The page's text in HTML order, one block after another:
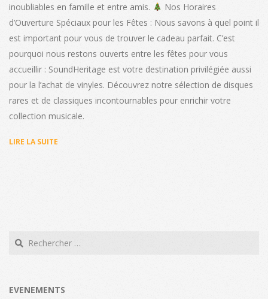
inoubliables en famille et entre amis.
Nos Horaires
d’Ouverture Spéciaux pour les Fêtes : Nous savons à quel point il
est important pour vous de trouver le cadeau parfait. C’est
pourquoi nous restons ouverts entre les fêtes pour vous
accueillir : SoundHeritage est votre destination privilégiée aussi
pour la l’achat de vinyles. Découvrez notre sélection de disques
rares et de classiques incontournables pour enrichir votre
collection musicale.
LIRE LA SUITE
Search
EVENEMENTS